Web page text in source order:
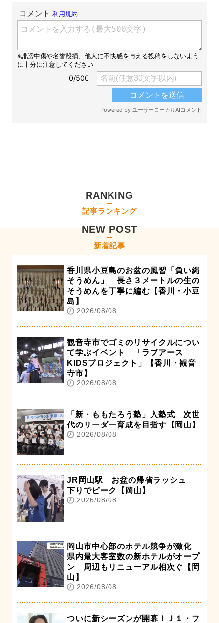
RANKING
記事ランキング
NEW POST
新着記事
香川県小豆島のお盆の風習「負い縄
そうめん」 長さ３メートルの生の
そうめんを丁寧に編む【香川・小豆
島】
2026/08/08
観音寺市でゴミのリサイクルについ
て学ぶイベント 「ラブアース
KIDSプロジェクト」【香川・観音
寺市】
2026/08/08
「新・ももたろう塾」入塾式 次世
代のリーダー育成を目指す【岡山】
2026/08/08
JR岡山駅 お盆の帰省ラッシュ
下りでピーク【岡山】
2026/08/08
岡山市中心部のホテル競争が激化
県内最大客室数の新ホテルがオープ
ン 周辺もリニューアル相次ぐ【岡
山】
2026/08/08
ついに新シーズンが開幕！Ｊ１・フ